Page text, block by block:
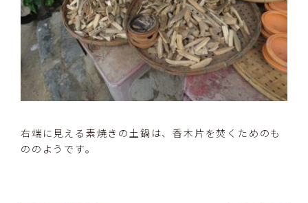
右端に見える素焼きの土鍋は、香木片を焚くためのも
ののようです。